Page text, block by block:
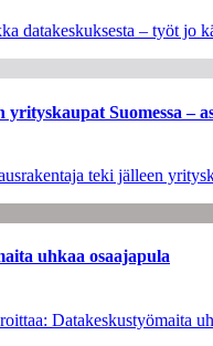
datakeskuksesta – työt jo
Suomessa –
teki jälleen
uhkaa osaajapula
Datakeskustyömaita